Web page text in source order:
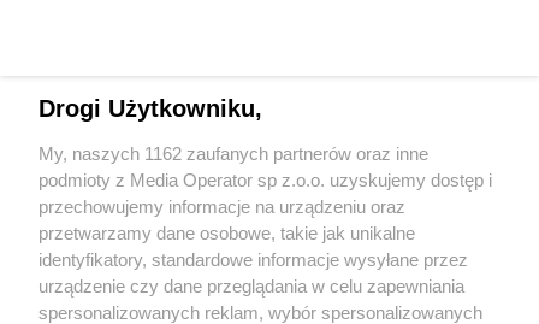
5 / 0
Wydawca mediów lokalnych
Drogi Użytkowniku,
My, naszych 1162 zaufanych partnerów oraz inne
podmioty z Media Operator sp z.o.o. uzyskujemy dostęp i
przechowujemy informacje na urządzeniu oraz
przetwarzamy dane osobowe, takie jak unikalne
identyfikatory, standardowe informacje wysyłane przez
urządzenie czy dane przeglądania w celu zapewniania
spersonalizowanych reklam, wybór spersonalizowanych